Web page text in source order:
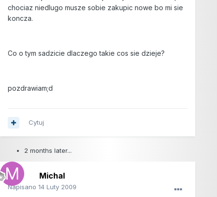
chociaz niedlugo musze sobie zakupic nowe bo mi sie
koncza.
Co o tym sadzicie dlaczego takie cos sie dzieje?
pozdrawiam;d
Cytuj
2 months later...
Michal
Napisano 14 Luty 2009